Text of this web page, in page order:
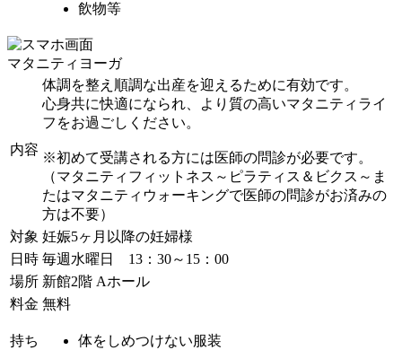
飲物等
マタニティヨーガ
内容
体調を整え順調な出産を迎えるために有効です。
心身共に快適になられ、より質の高いマタニティライ
フをお過ごしください。
※初めて受講される方には医師の問診が必要です。
（マタニティフィットネス～ピラティス＆ビクス～ま
たはマタニティウォーキングで医師の問診がお済みの
方は不要）
対象 妊娠5ヶ月以降の妊婦様
日時 毎週水曜日 13：30～15：00
場所 新館2階 Aホール
料金 無料
持ち
体をしめつけない服装